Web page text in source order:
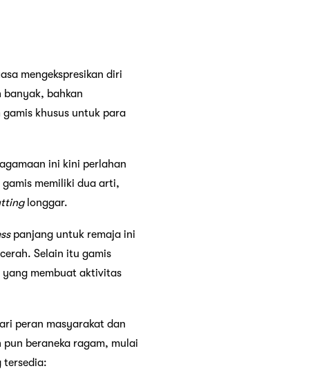
mengekspresikan diri
banyak, bahkan
khusus untuk para
ini kini perlahan
memiliki dua arti,
longgar.
panjang untuk remaja ini
Selain itu gamis
membuat aktivitas
peran masyarakat dan
beraneka ragam, mulai
tersedia: